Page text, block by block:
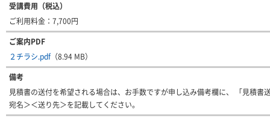
受講費用（税込）
ご利用料金：7,700円
ご案内PDF
２チラシ.pdf （8.94 MB）
備考
見積書の送付を希望される場合は、お手数ですが申し込み備考欄に、 「見積書
宛名＞＜送り先＞を記載してください。